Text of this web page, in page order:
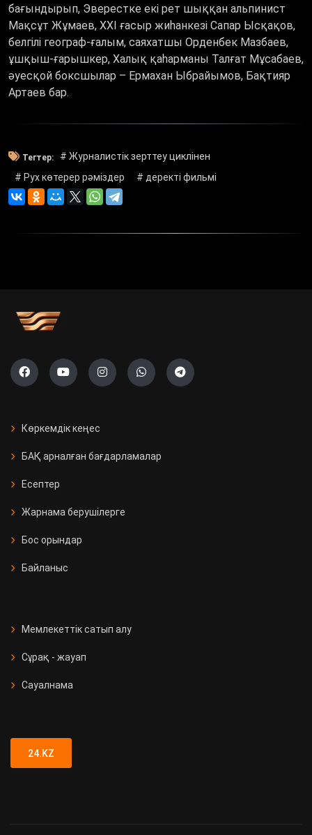
бағындырып, Эверестке екі рет шыққан альпинист
Мақсұт Жұмаев, ХХІ ғасыр жиһанкезі Сапар Ысқақов,
белгілі географ-ғалым, саяхатшы Орденбек Мазбаев,
ұшқыш-ғарышкер, Халық қаһарманы Талғат Мұсабаев,
әуесқой боксшылар – Ермахан Ыбрайымов, Бақтияр
Артаев бар.
Тегтер:
# Журналистік зерттеу циклінен
# Рух көтерер рәміздер
# деректі фильмі
Көркемдік кеңес
БАҚ арналған бағдарламалар
Есептер
Жарнама берушілерге
Бос орындар
Байланыс
Мемлекеттік сатып алу
Сұрақ - жауап
Сауалнама
24.KZ